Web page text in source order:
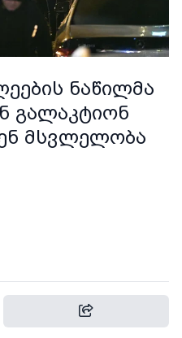
ნაწილმა
გალაკტიონ
მსვლელობა